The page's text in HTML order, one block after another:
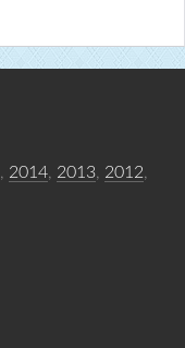
2014 2013 2012